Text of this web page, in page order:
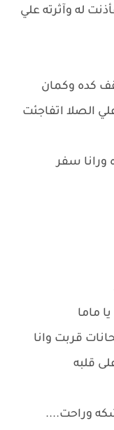
له وآثرته علي
كده وكمان
الصلا اتفاجئت
ورانا سفر
ماما
قربت وانا
قلبه
وراحت....